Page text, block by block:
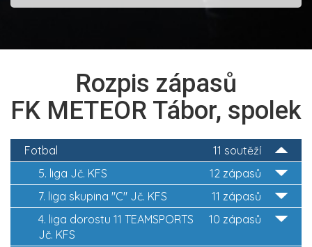
Rozpis zápasů
FK METEOR Tábor, spolek
11 soutěží
Fotbal
12 zápasů
5. liga Jč. KFS
11 zápasů
7. liga skupina "C" Jč. KFS
10 zápasů
4. liga dorostu 11 TEAMSPORTS
Jč. KFS